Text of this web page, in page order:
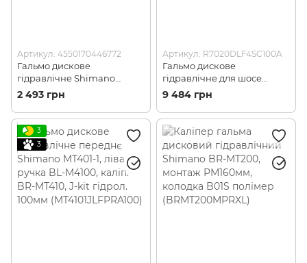
Артикул: 4550170446772
Гальмо дискове
гідравлічне Shimano
MT401-E заднє, права
ручка, 4-поршн. каліпер,
гідроліния 1700мм
(MT401EKGRXRA170)
2 493 грн
Артикул: R7020DLF4SC100A
Гальмо дискове
гідравлічне для шосе
Shimano R7020 105,
переднє (ліва ручка,
каліпер, гідроліния
1000мм) не зібране
(R7020DLF4SC100A)
9 484 грн
3
3